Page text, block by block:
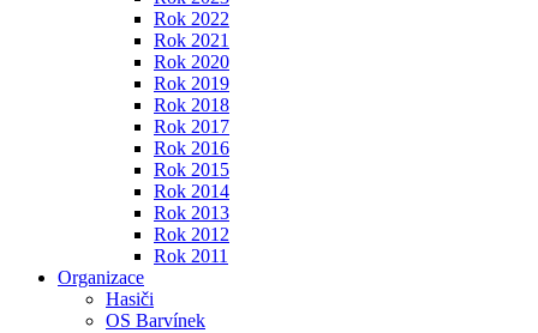
Rok 2022
Rok 2021
Rok 2020
Rok 2019
Rok 2018
Rok 2017
Rok 2016
Rok 2015
Rok 2014
Rok 2013
Rok 2012
Rok 2011
Organizace
Hasiči
OS Barvínek